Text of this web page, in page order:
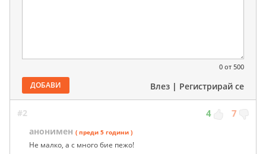
0 от 500
ДОБАВИ Влез | Регистрирай се
#2 4 7
анонимен ( преди 5 години )
Не малко, а с много бие пежо!